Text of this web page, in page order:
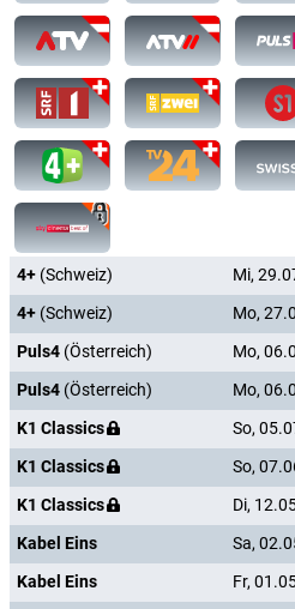
4+ (Schweiz) Mi,
4+ (Schweiz) Mo,
Puls4 (Österreich) Mo,
Puls4 (Österreich) Mo,
K1 Classics
So,
K1 Classics
So,
K1 Classics
Di,
Kabel Eins
Sa,
Kabel Eins
Fr,